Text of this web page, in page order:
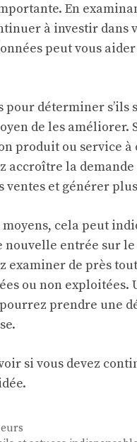
En
à investir dans
peut vous
déterminer s’ils
de les améliorer.
produit ou service à
accroître la
et générer
cela peut
nouvelle entrée sur
examiner de près
ou non exploitées.
prendre une
si vous devez